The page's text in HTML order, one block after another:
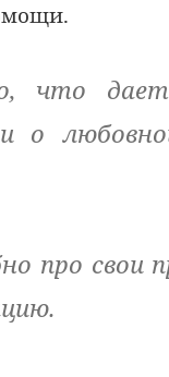
что
о
про свои